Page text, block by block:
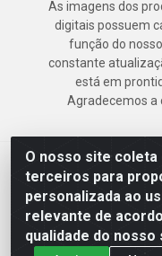
O nosso site
terceiros para
personalizada ao
relevante de
qualidade do nosso
As imagens dos
digitais possuem
função do
constante
está em
Agradecemos a
Deskontão Atacado - Av.
Imbiribeira - Recife/PE -